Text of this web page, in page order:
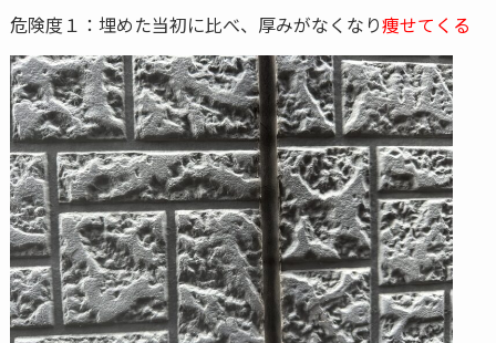
危険度１：埋めた当初に比べ、厚みがなくなり痩せてくる